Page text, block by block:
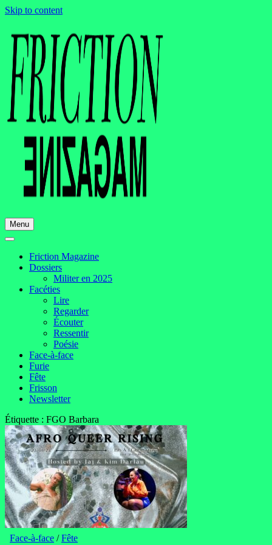
Skip to content
Menu
Friction Magazine
Dossiers
Militer en 2025
Facéties
Lire
Regarder
Écouter
Ressentir
Poésie
Face-à-face
Furie
Fête
Frisson
Newsletter
Étiquette : FGO Barbara
Face-à-face /Fête